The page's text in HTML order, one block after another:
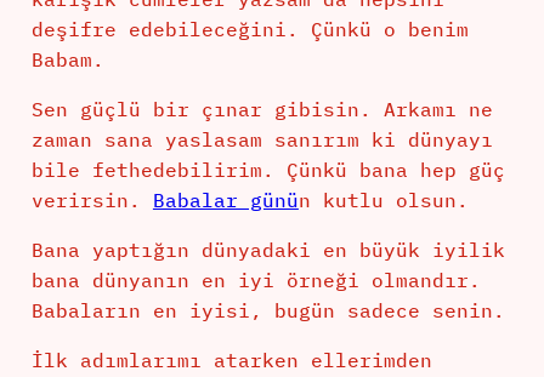
deşifre edebileceğini. Çünkü o benim
Babam.
Sen güçlü bir çınar gibisin. Arkamı ne
zaman sana yaslasam sanırım ki dünyayı
bile fethedebilirim. Çünkü bana hep güç
verirsin. Babalar günün kutlu olsun.
Bana yaptığın dünyadaki en büyük iyilik
bana dünyanın en iyi örneği olmandır.
Babaların en iyisi, bugün sadece senin.
İlk adımlarımı atarken ellerimden